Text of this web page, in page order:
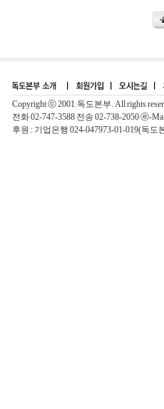
Copyright ⓒ 2001.독도본부. All rights
전화 02-747-3588 전송 02-738-2050 ⓔ-
후원 : 기업은행 024-047973-01-019(독도